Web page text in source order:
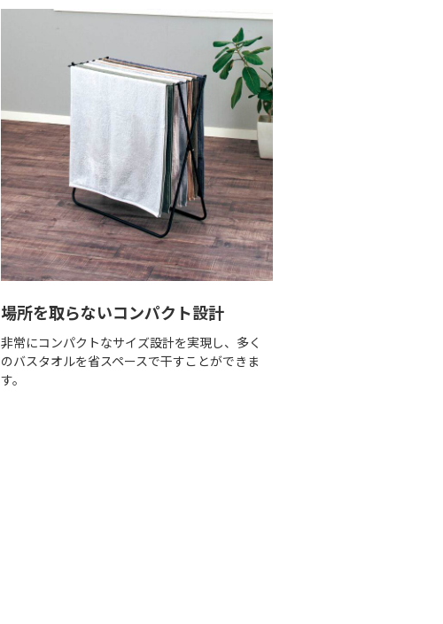
場所を取らないコンパクト設計
非常にコンパクトなサイズ設計を実現し、多く
のバスタオルを省スペースで干すことができま
す。